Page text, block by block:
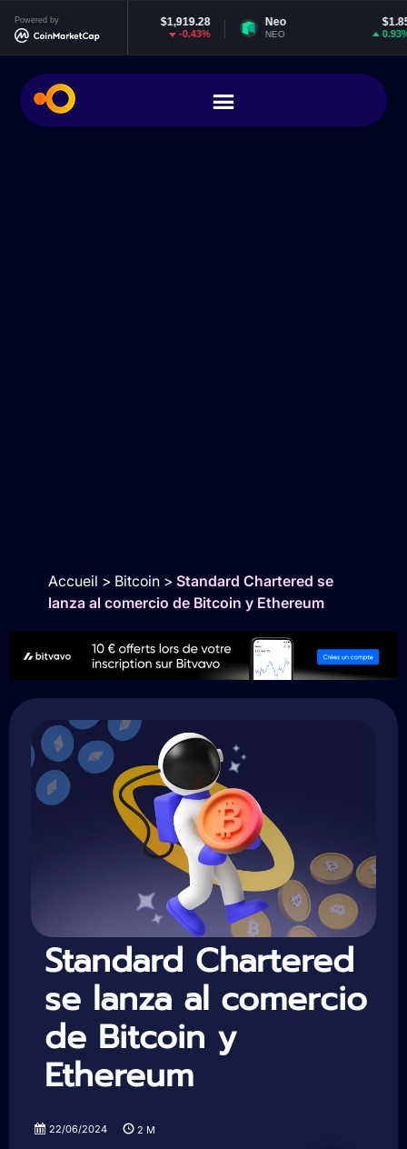
Powered by
Ethereum
ETH
Neo
Accueil > Bitcoin> Standard Chartered se
lanza al comercio de Bitcoin y Ethereum
Standard Chartered
se lanza al comercio
de Bitcoin y
Ethereum
22/06/2024 2 M